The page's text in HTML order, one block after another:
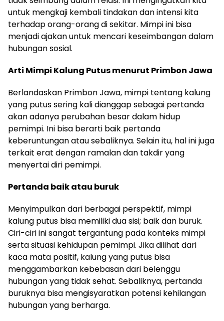
untuk mengkaji kembali tindakan dan intensi kita
terhadap orang-orang di sekitar. Mimpi ini bisa
menjadi ajakan untuk mencari keseimbangan dalam
hubungan sosial.
Arti Mimpi Kalung Putus menurut Primbon Jawa
Berlandaskan Primbon Jawa, mimpi tentang kalung
yang putus sering kali dianggap sebagai pertanda
akan adanya perubahan besar dalam hidup
pemimpi. Ini bisa berarti baik pertanda
keberuntungan atau sebaliknya. Selain itu, hal ini juga
terkait erat dengan ramalan dan takdir yang
menyertai diri pemimpi.
Pertanda baik atau buruk
Menyimpulkan dari berbagai perspektif, mimpi
kalung putus bisa memiliki dua sisi; baik dan buruk.
Ciri-ciri ini sangat tergantung pada konteks mimpi
serta situasi kehidupan pemimpi. Jika dilihat dari
kaca mata positif, kalung yang putus bisa
menggambarkan kebebasan dari belenggu
hubungan yang tidak sehat. Sebaliknya, pertanda
buruknya bisa mengisyaratkan potensi kehilangan
hubungan yang berharga.